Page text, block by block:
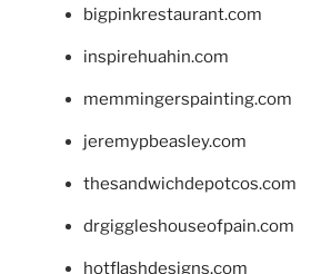
bigpinkrestaurant.com
inspirehuahin.com
memmingerspainting.com
jeremypbeasley.com
thesandwichdepotcos.com
drgiggleshouseofpain.com
hotflashdesigns.com